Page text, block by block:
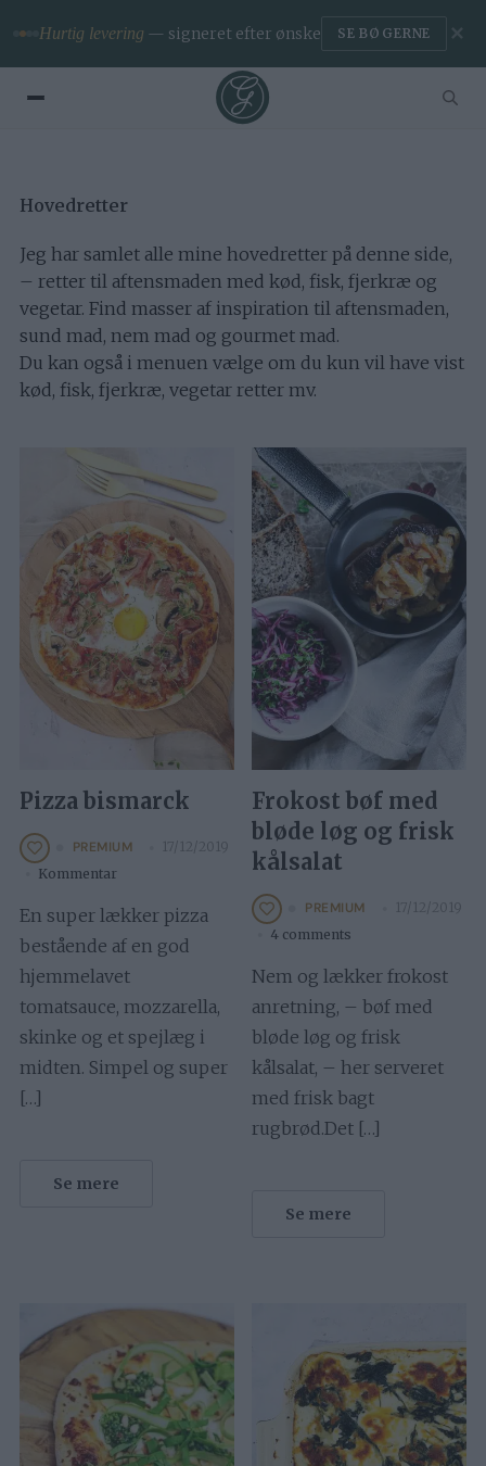
Hurtig levering — signeret efter ønske SE BØGERNE ✕
Hovedretter
Jeg har samlet alle mine hovedretter på denne side,
– retter til aftensmaden med kød, fisk, fjerkræ og
vegetar. Find masser af inspiration til aftensmaden,
sund mad, nem mad og gourmet mad.
Du kan også i menuen vælge om du kun vil have vist
kød, fisk, fjerkræ, vegetar retter mv.
Pizza bismarck
PREMIUM
17/12/2019
Kommentar
En super lækker pizza
bestående af en god
hjemmelavet
tomatsauce, mozzarella,
skinke og et spejlæg i
midten. Simpel og super
[…]
Se mere
Frokost bøf med
bløde løg og frisk
kålsalat
PREMIUM
17/12/2019
4 comments
Nem og lækker frokost
anretning, – bøf med
bløde løg og frisk
kålsalat, – her serveret
med frisk bagt
rugbrød.Det […]
Se mere